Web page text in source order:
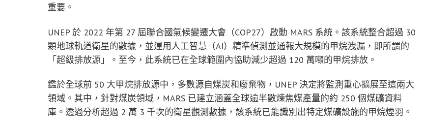
重要。
UNEP 於 2022 年第 27 屆聯合國氣候變遷大會（COP27）啟動 MARS 系統。該系統整合超過 30
顆地球軌道衛星的數據，並運用人工智慧（AI）精準偵測並通報大規模的甲烷洩漏，即所謂的
「超級排放源」。至今，此系統已在全球範圍內協助減少超過 120 萬噸的甲烷排放。
鑑於全球前 50 大甲烷排放源中，多數源自煤炭和廢棄物，UNEP 決定將監測重心擴展至這兩大
領域。其中，針對煤炭領域，MARS 已建立涵蓋全球逾半數煉焦煤產量的約 250 個煤礦資料
庫。透過分析超過 2 萬 3 千次的衛星觀測數據，該系統已能識別出特定煤礦設施的甲烷煙羽。